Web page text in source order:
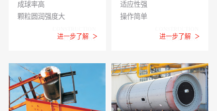
成球率高
颗粒圆润强度大
进一步了解
EQUIPMENT
适应性强
操作简单
进一步了解
EQUIPMENT